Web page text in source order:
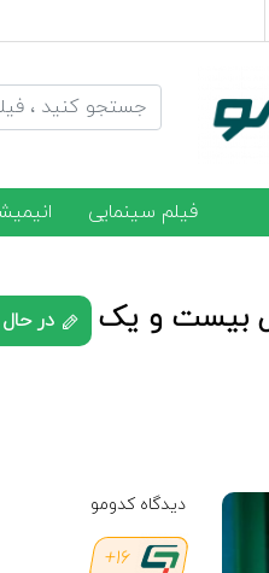
فیلم سینمایی
بیست و یک در حال
دیدگاه کدومو
16+